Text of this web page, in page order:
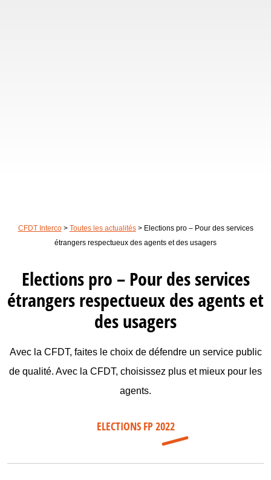
CFDT Interco> Toutes les actualités> Elections pro – Pour des services
étrangers respectueux des agents et des usagers
Elections pro – Pour des services
étrangers respectueux des agents et
des usagers
Avec la CFDT, faites le choix de défendre un service public
de qualité. Avec la CFDT, choisissez plus et mieux pour les
agents.
ELECTIONS FP 2022